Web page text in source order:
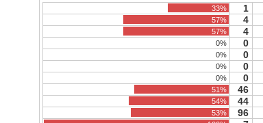
33% 1
57%
4
57%
4
0%
0
0%
0
0%
0
0%
0
51%
46
54%
44
53%
96